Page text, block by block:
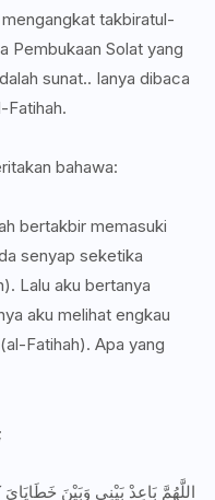
takbiratul-
Pembukaan Solat yang
sunat.. Ianya dibaca
Fatihah.
bahawa:
bertakbir memasuki
senyap seketika
Lalu aku bertanya
aku melihat engkau
Fatihah). Apa yang
اللَّهُمَّ بَاعِدْ بَيْنِي وَبَيْنَ